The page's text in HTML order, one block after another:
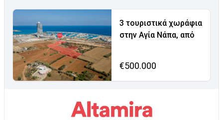
3 τουριστικά χωράφια
στην Αγία Νάπα, από
€500.000